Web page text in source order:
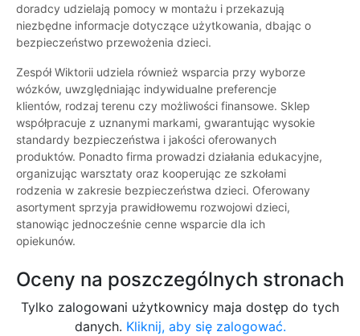
doradcy udzielają pomocy w montażu i przekazują
niezbędne informacje dotyczące użytkowania, dbając o
bezpieczeństwo przewożenia dzieci.
Zespół Wiktorii udziela również wsparcia przy wyborze
wózków, uwzględniając indywidualne preferencje
klientów, rodzaj terenu czy możliwości finansowe. Sklep
współpracuje z uznanymi markami, gwarantując wysokie
standardy bezpieczeństwa i jakości oferowanych
produktów. Ponadto firma prowadzi działania edukacyjne,
organizując warsztaty oraz kooperując ze szkołami
rodzenia w zakresie bezpieczeństwa dzieci. Oferowany
asortyment sprzyja prawidłowemu rozwojowi dzieci,
stanowiąc jednocześnie cenne wsparcie dla ich
opiekunów.
Oceny na poszczególnych stronach
Tylko zalogowani użytkownicy maja dostęp do tych
danych. Kliknij, aby się zalogować.